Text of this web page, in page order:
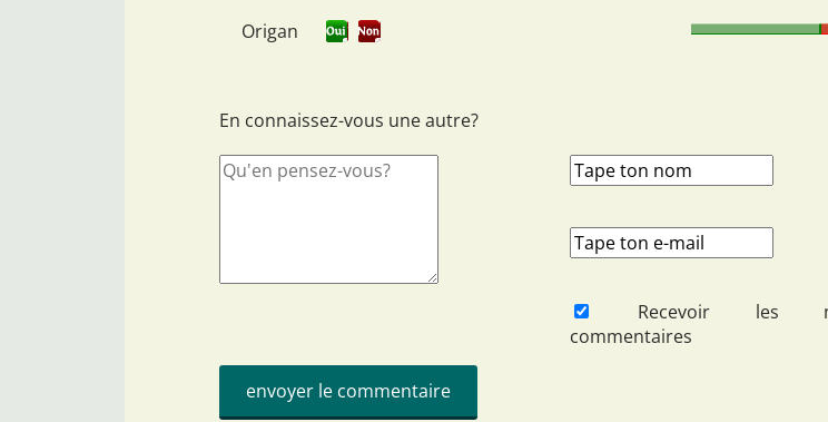
Origan
En connaissez-vous une autre?
Recevoir les
commentaires